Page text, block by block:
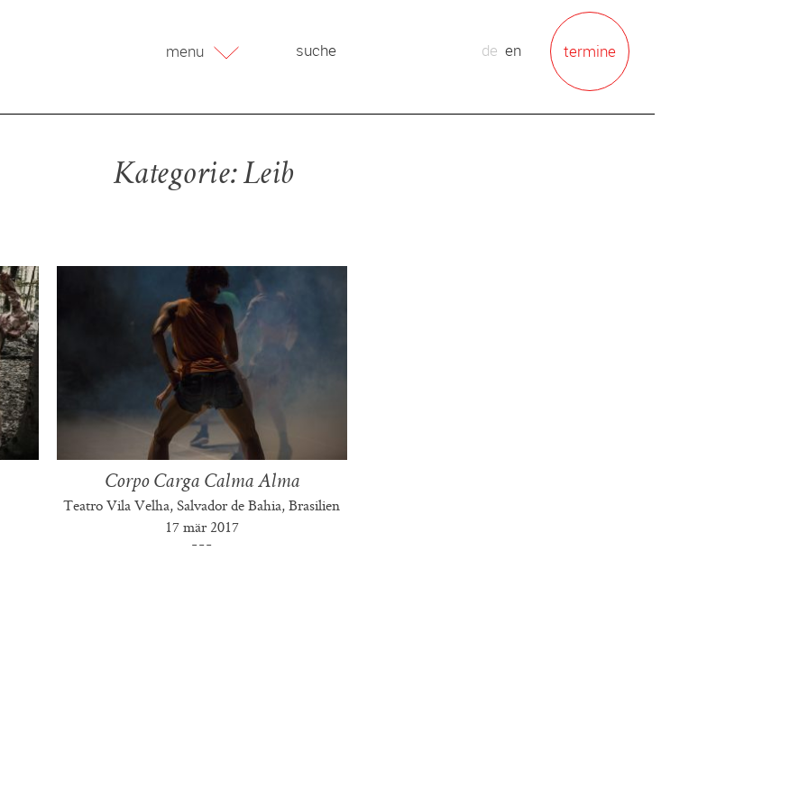
de en termine
menu
Kategorie:Leib
Corpo Carga Calma Alma
Teatro Vila Velha, Salvador de Bahia, Brasilien
17 mär 2017